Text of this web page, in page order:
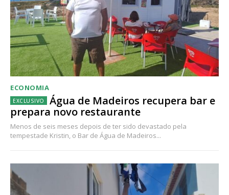
ECONOMIA
Água de Madeiros recupera bar e
prepara novo restaurante
Menos de seis meses depois de ter sido devastado pela
tempestade Kristin, o Bar de Água de Madeiros...